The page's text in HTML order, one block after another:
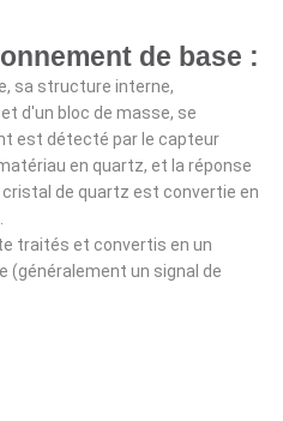
de base :
sa structure interne,
d'un bloc de masse, se
est détecté par le capteur
en quartz, et la réponse
de quartz est convertie en
traités et convertis en un
(généralement un signal de